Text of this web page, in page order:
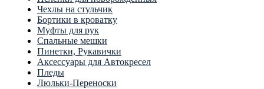
Чехлы на стульчик
Бортики в кроватку
Муфты для рук
Спальные мешки
Пинетки, Рукавички
Аксессуары для Автокресел
Пледы
Люльки-Переноски